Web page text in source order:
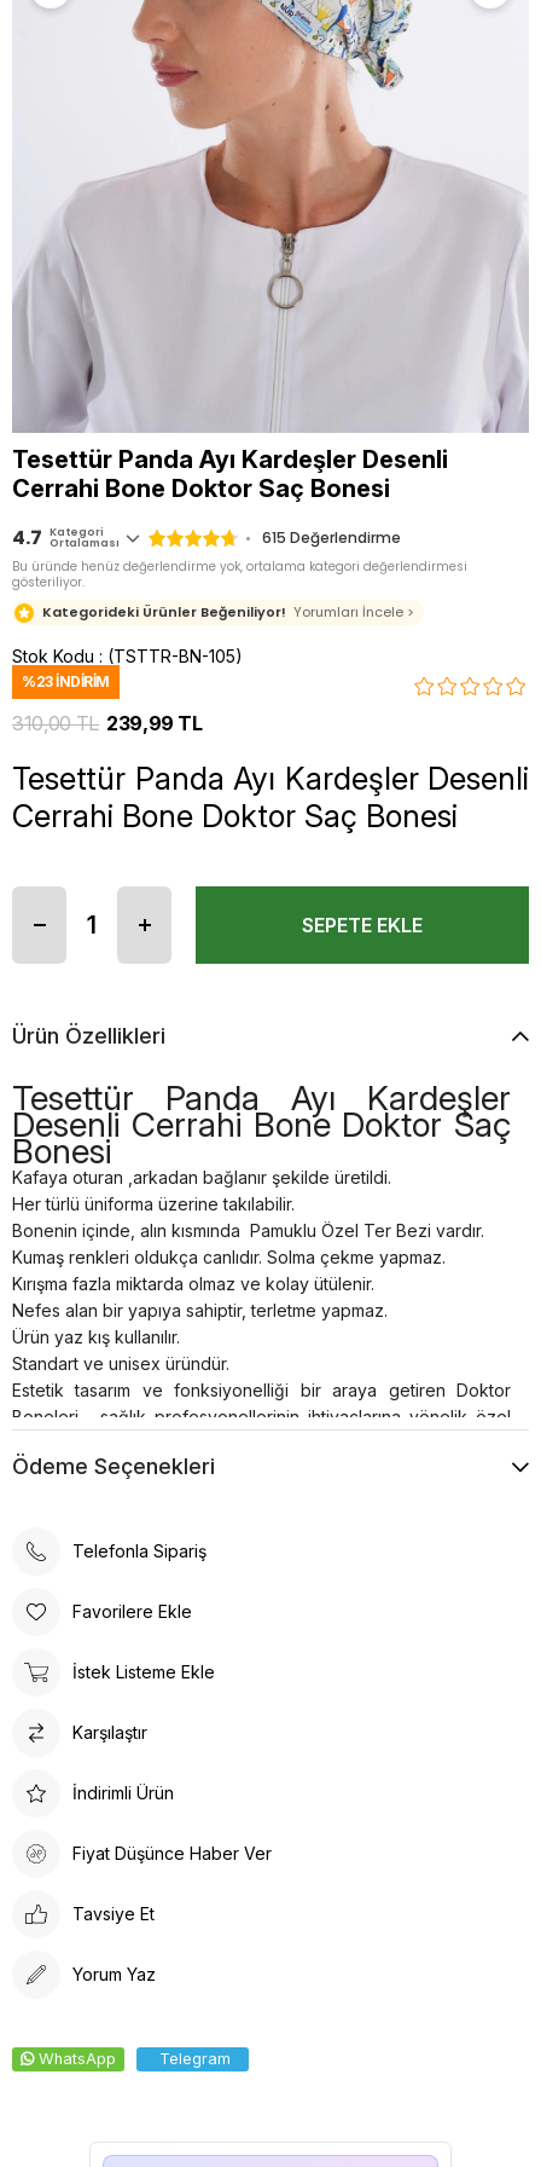
Tesettür Panda Ayı Kardeşler Desenli
Cerrahi Bone Doktor Saç Bonesi
4.7 Kategori
Ortalaması 615 Değerlendirme
Bu üründe henüz değerlendirme yok, ortalama kategori değerlendirmesi
gösteriliyor.
Kategorideki Ürünler Beğeniliyor! Yorumları İncele >
Stok Kodu (TSTTR-BN-105)
%23İNDIRIM
310,00 TL 239,99 TL
Tesettür Panda Ayı Kardeşler Desenli
Cerrahi Bone Doktor Saç Bonesi
Ürün Özellikleri
Tesettür Panda Ayı Kardeşler
Desenli Cerrahi Bone Doktor Saç
Bonesi
Kafaya oturan ,arkadan bağlanır şekilde üretildi.
Her türlü üniforma üzerine takılabilir.
Bonenin içinde, alın kısmında Pamuklu Özel Ter Bezi vardır.
Kumaş renkleri oldukça canlıdır. Solma çekme yapmaz.
Kırışma fazla miktarda olmaz ve kolay ütülenir.
Nefes alan bir yapıya sahiptir, terletme yapmaz.
Ürün yaz kış kullanılır.
Standart ve unisex üründür.
Estetik tasarım ve fonksiyonelliği bir araya getiren Doktor
Boneleri , sağlık profesyonellerinin ihtiyaçlarına yönelik özel
bağlanabilen tasarımı, her türlü üniforma üzerine rahatlıkla
konforlu bir deneyim sunar. Kumaş renkleri canlı ve
minimum seviyededir ve kolayca ütülenebilir. Nefes alan
bulacaksınız. Sağlığınız için en iyisi!
Tesettür hemşire bonesi olarak adlandırılsada Unisex bir
Ödeme Seçenekleri
Telefonla Sipariş
Favorilere Ekle
İstek Listeme Ekle
Karşılaştır
İndirimli Ürün
Fiyat Düşünce Haber Ver
Tavsiye Et
Yorum Yaz
WhatsApp Telegram